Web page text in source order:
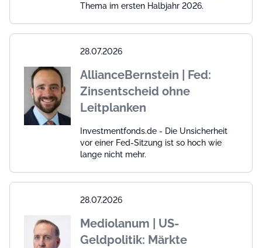
Thema im ersten Halbjahr 2026.
28.07.2026
AllianceBernstein | Fed:
Zinsentscheid ohne
Leitplanken
Investmentfonds.de - Die Unsicherheit
vor einer Fed-Sitzung ist so hoch wie
lange nicht mehr.
28.07.2026
Mediolanum | US-
Geldpolitik: Märkte